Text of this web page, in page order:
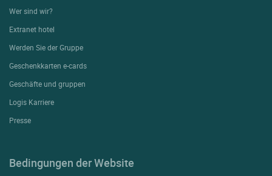
Wer sind wir?
Extranet hotel
Werden Sie der Gruppe
Geschenkkarten e-cards
Geschäfte und gruppen
Logis Karriere
Presse
Bedingungen der Website